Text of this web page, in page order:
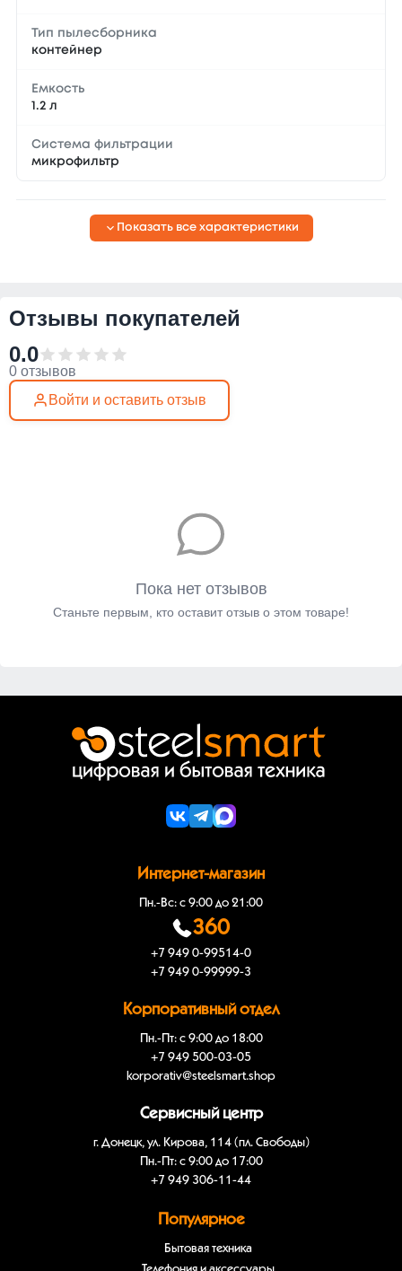
Тип пылесборника
контейнер
Емкость
1.2 л
Система фильтрации
микрофильтр
Показать все характеристики
Отзывы покупателей
0.0
0 отзывов
Войти и оставить отзыв
Пока нет отзывов
Станьте первым, кто оставит отзыв о этом товаре!
Интернет-магазин
Пн.-Вс: с 9:00 до 21:00
360
+7 949 0-99514-0
+7 949 0-99999-3
Корпоративный отдел
Пн.-Пт: с 9:00 до 18:00
+7 949 500-03-05
korporativ@steelsmart.shop
Сервисный центр
г. Донецк, ул. Кирова, 114 (пл. Свободы)
Пн.-Пт: с 9:00 до 17:00
+7 949 306-11-44
Популярное
Бытовая техника